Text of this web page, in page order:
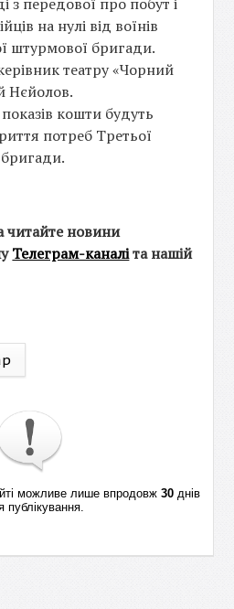
на нулі від воїнів
штурмової бригади.
театру «Чорний
Нєйолов.
кошти будуть
потреб Третьої
читайте новини
Телеграм-каналіта нашій
можливе лише впродовж 30днів
публікування.